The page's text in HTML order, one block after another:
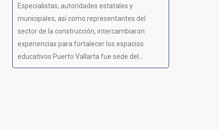
Especialistas, autoridades estatales y
municipales, así como representantes del
sector de la construcción, intercambiaron
experiencias para fortalecer los espacios
educativos Puerto Vallarta fue sede del...